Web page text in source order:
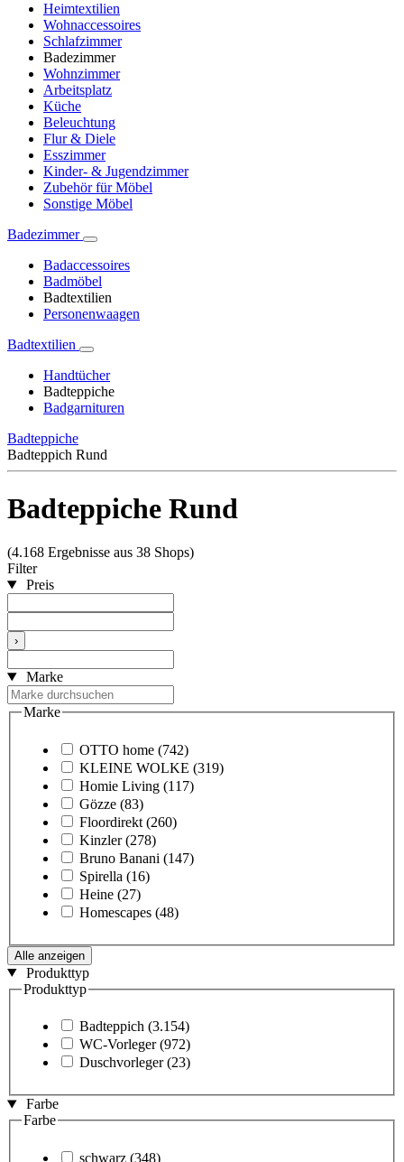
Heimtextilien
Wohnaccessoires
Schlafzimmer
Badezimmer
Wohnzimmer
Arbeitsplatz
Küche
Beleuchtung
Flur & Diele
Esszimmer
Kinder- & Jugendzimmer
Zubehör für Möbel
Sonstige Möbel
Badezimmer
Badaccessoires
Badmöbel
Badtextilien
Personenwaagen
Badtextilien
Handtücher
Badteppiche
Badgarnituren
Badteppiche
Badteppich Rund
Badteppiche Rund
(4.168 Ergebnisse aus 38 Shops)
Filter
Preis
›
Marke
Marke
OTTO home (742)
KLEINE WOLKE (319)
Homie Living (117)
Gözze (83)
Floordirekt (260)
Kinzler (278)
Bruno Banani (147)
Spirella (16)
Heine (27)
Homescapes (48)
Alle anzeigen
Produkttyp
Produkttyp
Badteppich (3.154)
WC-Vorleger (972)
Duschvorleger (23)
Farbe
Farbe
schwarz (348)